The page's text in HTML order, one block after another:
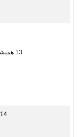
13.همیشه آن چه را که لازم است انجام می دهم.
14.به کاری که دارم افتخار می کنم .